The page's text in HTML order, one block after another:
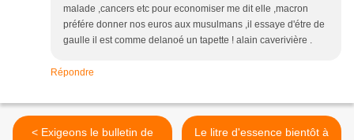
malade ,cancers etc pour economiser me dit elle ,macron
préfére donner nos euros aux musulmans ,il essaye d'étre de
gaulle il est comme delanoé un tapette ! alain caverivière .
Répondre
< Exigeons le bulletin de
Le litre d'essence bientôt à